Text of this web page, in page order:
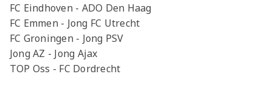
FC Eindhoven - ADO Den Haag
FC Emmen - Jong FC Utrecht
FC Groningen - Jong PSV
Jong AZ - Jong Ajax
TOP Oss - FC Dordrecht